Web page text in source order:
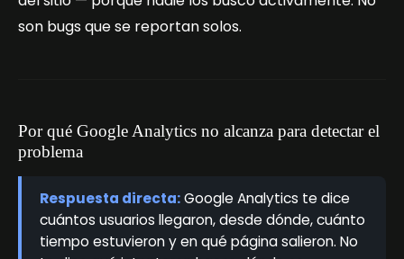
son bugs que se reportan solos.
Por qué Google Analytics no alcanza para detectar el
problema
Respuesta directa:Google Analytics te dice
cuántos usuarios llegaron, desde dónde, cuánto
tiempo estuvieron y en qué página salieron. No